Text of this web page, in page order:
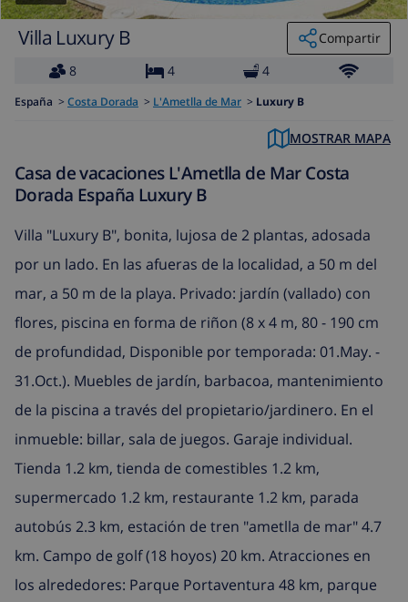
Villa Luxury B
Compartir
8
4 4
España > Costa Dorada > L'Ametlla de Mar > Luxury B
MOSTRAR MAPA
Casa de vacaciones L'Ametlla de Mar Costa
Dorada España Luxury B
Villa "Luxury B", bonita, lujosa de 2 plantas, adosada
por un lado. En las afueras de la localidad, a 50 m del
mar, a 50 m de la playa. Privado: jardín (vallado) con
flores, piscina en forma de riñon (8 x 4 m, 80 - 190 cm
de profundidad, Disponible por temporada: 01.May. -
31.Oct.). Muebles de jardín, barbacoa, mantenimiento
de la piscina a través del propietario/jardinero. En el
inmueble: billar, sala de juegos. Garaje individual.
Tienda 1.2 km, tienda de comestibles 1.2 km,
supermercado 1.2 km, restaurante 1.2 km, parada
autobús 2.3 km, estación de tren "ametlla de mar" 4.7
km. Campo de golf (18 hoyos) 20 km. Atracciones en
los alrededores: Parque Portaventura 48 km, parque